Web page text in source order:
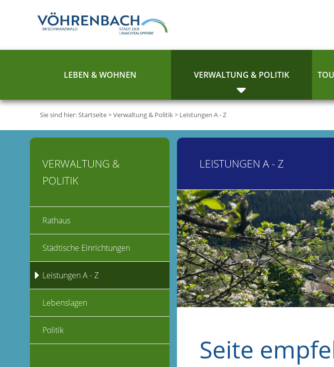
LEBEN & WOHNEN VERWALTUNG & POLITIK
Sie sind hier:Startseite>Verwaltung & Politik> Leistungen A - Z
LEISTUNGEN A - Z
Seite
VERWALTUNG &
POLITIK
Rathaus
Städtische Einrichtungen
Leistungen A - Z
Lebenslagen
Politik